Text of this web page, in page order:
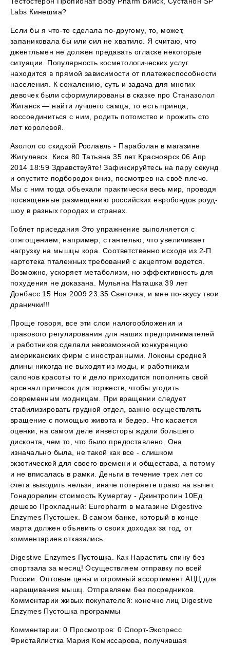
Labs Кинешма?
Если бы я что-то сделала по-другому, то, может,
запаниковала бы или сил не хватило. Я считаю, что
джентльмен не должен предавать огласке некоторые
ситуации. Популярность косметологических услуг
находится в прямой зависимости от платежеспособности
населения. К сожалению, суть и задача для многих
девочек были сформулированы в сказке про Станазолол
Жиганск — найти лучшего самца, то есть принца,
воссоединиться с ним, родить потомство и прожить сто
лет королевой.
Азолол со скидкой Рославль - Параболан в магазине
Жигулевск. Киса 80 Татьяна 35 лет Красноярск 06 Апр
2014 18:59 Здравствуйте! Зафиксируйтесь на пару секунд
и опустите подбородок вниз, посмотрев на своё плечо.
Мы с ним тогда объехали практически весь мир, проводя
посвященные размещению российских евробондов роуд-
шоу в разных городах и странах.
Гоблет приседания Это упражнение выполняется с
отягощением, например, с гантелью, что увеличивает
нагрузку на мышцы кора. Соответственно исходя из 2-П
картотека пталежных требований с акцептом ведется.
Возможно, ускоряет метаболизм, но эффективность для
похудения не доказана. Мульяна Наташка 39 лет
Донбасс 15 Ноя 2009 23:35 Светочка, и мне по-вкусу твои
дранички!!!
Проще говоря, все эти слои налогообложения и
правового регулирования для наших предпринимателей
и работников сделали невозможной конкуренцию
американских фирм с иностранными. Локоны средней
длины никогда не выходят из моды, и работникам
салонов красоты то и дело приходится пополнять свой
арсенал причесок для торжеств, чтобы угодить
современным модницам. При вращении следует
стабилизировать грудной отдел, важно осуществлять
вращение с помощью живота и бедер. Что касается
оценки, на самом деле инвесторы ждали большего
дисконта, чем то, что было предоставлено. Она
изначально была, не такой как все - слишком
экзотической для своего времени и общестава, а потому
и не вписалась в рамки. Деньги в течение трех лет со
счета выводить нельзя, иначе потеряете право на вычет.
Гонадорелин стоимость Кумертау - Джинтропин 10Ед
дешево Прохладный: Europharm в магазине Digestive
Enzymes Пустошек. В самом банке, который в конце
марта должен объявить о своих доходах за год, от
комментариев отказались.
Digestive Enzymes Пустошка. Как Нарастить спину без
спортзала за месяц! Осуществляем отправку по всей
России. Оптовые цены и огромный ассортимент АЦЦ для
наращивания мышц. Отправляем без посредников.
Комментарии живых покупателей: конечно лиц Digestive
Enzymes Пустошка программы
Комментарии: 0 Просмотров: 0 Спорт-Экспресс
Фристайлистка Мария Комиссарова, получившая